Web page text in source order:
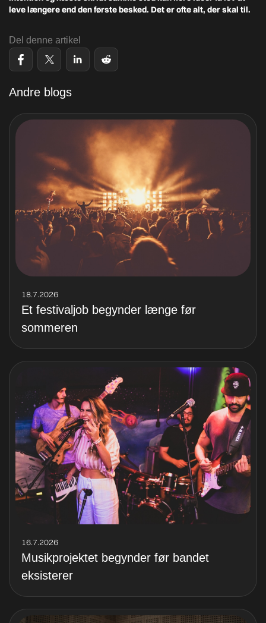
leve længere end den første besked. Det er ofte alt, der skal til.
Del denne artikel
Andre blogs
18.7.2026
Et festivaljob begynder længe før
sommeren
16.7.2026
Musikprojektet begynder før bandet
eksisterer